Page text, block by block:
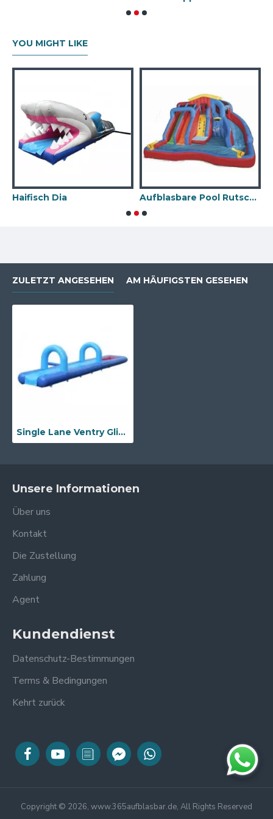
YOU MIGHT LIKE
Haifisch Dia Aufblasbare Pool Rutsche
ZULETZT ANGESEHEN AM HÄUFIGSTEN GESEHEN
Single Lane Ventry Glisse Mit Pool
Unsere Informationen
Über uns
Kontakt
Die Zustellung
Zahlung
Agent
Kundendienst
Datenschutz-Bestimmungen
Terms & Bedingungen
Kehrt zurück
Copyright © 2026, www.365aufblasbar.de, All Rights Reserved